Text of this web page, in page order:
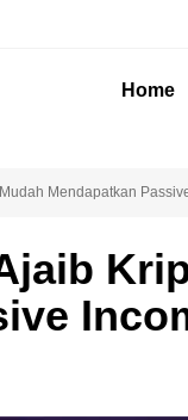
Home
Mendapatkan